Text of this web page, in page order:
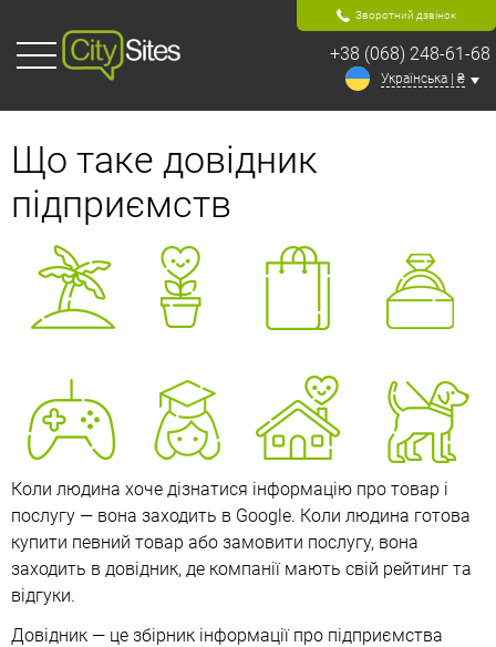
Зворотний дзвінок
+38 (068) 248-61-68
Українська | ₴
Що таке довідник
підприємств
Коли людина хоче дізнатися інформацію про товар і
послугу — вона заходить в Google. Коли людина готова
купити певний товар або замовити послугу, вона
заходить в довідник, де компанії мають свій рейтинг та
відгуки.
Довідник — це збірник інформації про підприємства